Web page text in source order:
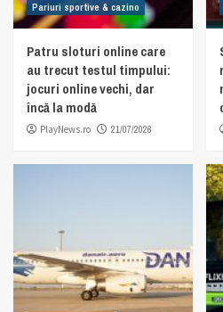
Pariuri sportive & cazino
Patru sloturi online care
au trecut testul timpului:
jocuri online vechi, dar
încă la modă
PlayNews.ro 21/07/2026